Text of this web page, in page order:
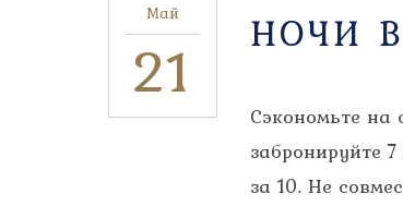
Май
21 НОЧИ
Сэкономьте на
забронируйте
за 10. Не